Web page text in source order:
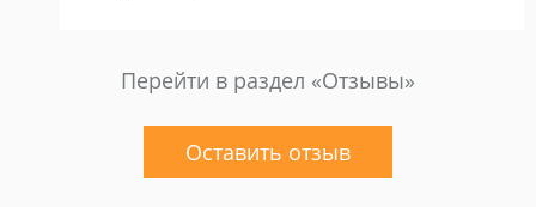
Перейти в раздел «Отзывы»
Оставить отзыв